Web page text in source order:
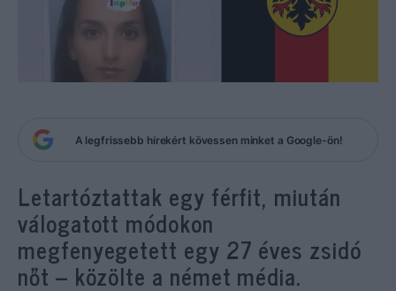
A legfrissebb hírekért kövessen minket a Google-ön!
Letartóztattak egy férfit, miután
válogatott módokon
megfenyegetett egy 27 éves zsidó
nőt – közölte a német média.